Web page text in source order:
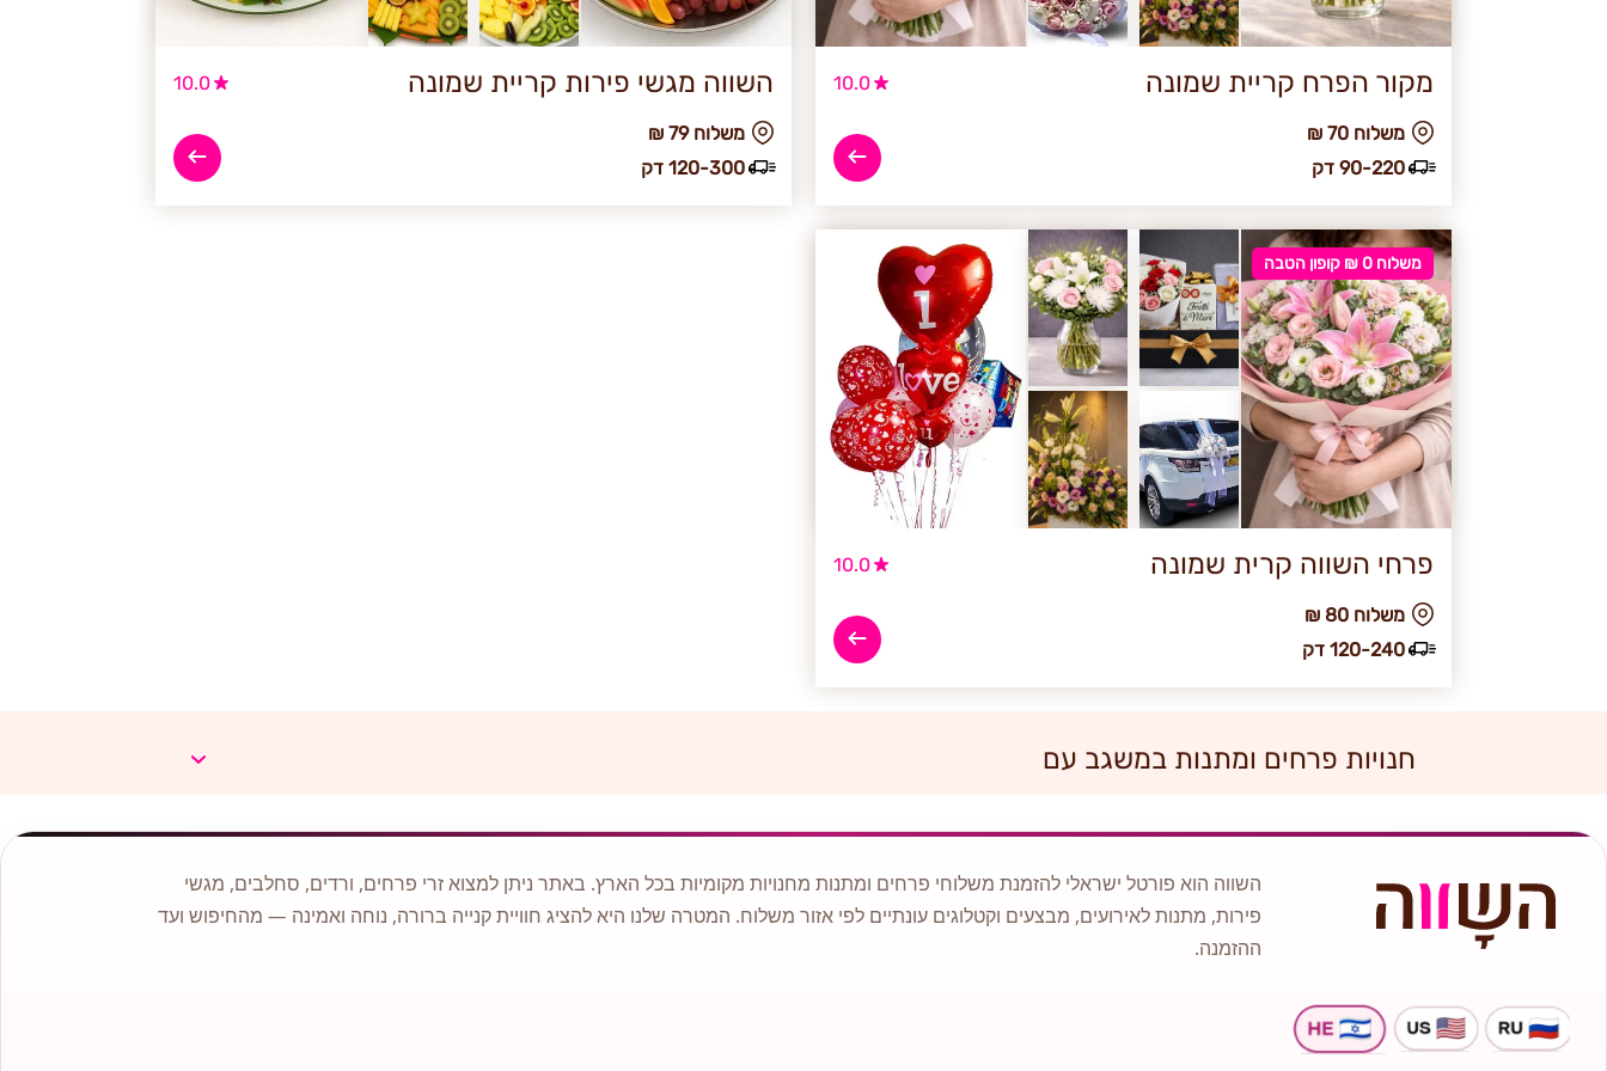
מקור הפרח קריית שמונה 10.0
₪ משלוח 70
90-220 דק
השווה מגשי פירות קריית שמונה 10.0
₪ משלוח 79
120-300 דק
משלוח 0 ₪ קופון הטבה
פרחי השווה קרית שמונה 10.0
₪ משלוח 80
120-240 דק
חנויות פרחים ומתנות במשגב עם
השווה הוא פורטל ישראלי להזמנת משלוחי פרחים ומתנות מחנויות מקומיות בכל הארץ. באתר ניתן למצוא זרי פרחים, ורדים, סחלבים, מגשי
פירות, מתנות לאירועים, מבצעים וקטלוגים עונתיים לפי אזור משלוח. המטרה שלנו היא להציג חוויית קנייה ברורה, נוחה ואמינה — מהחיפוש ועד
ההזמנה.